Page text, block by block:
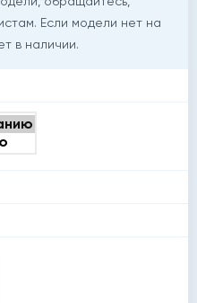
Если модели нет на
в наличии.